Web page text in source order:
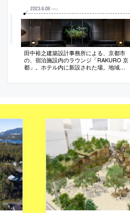
2023.6.08 THU
田中裕之建築設計事務所による、京都市
の、宿泊施設内のラウンジ「RAKURO 京
都」。ホテル内に新設された場。地域文
め、既存に“町家の形式”を見出して美意識
徴する“奥庭”も作る